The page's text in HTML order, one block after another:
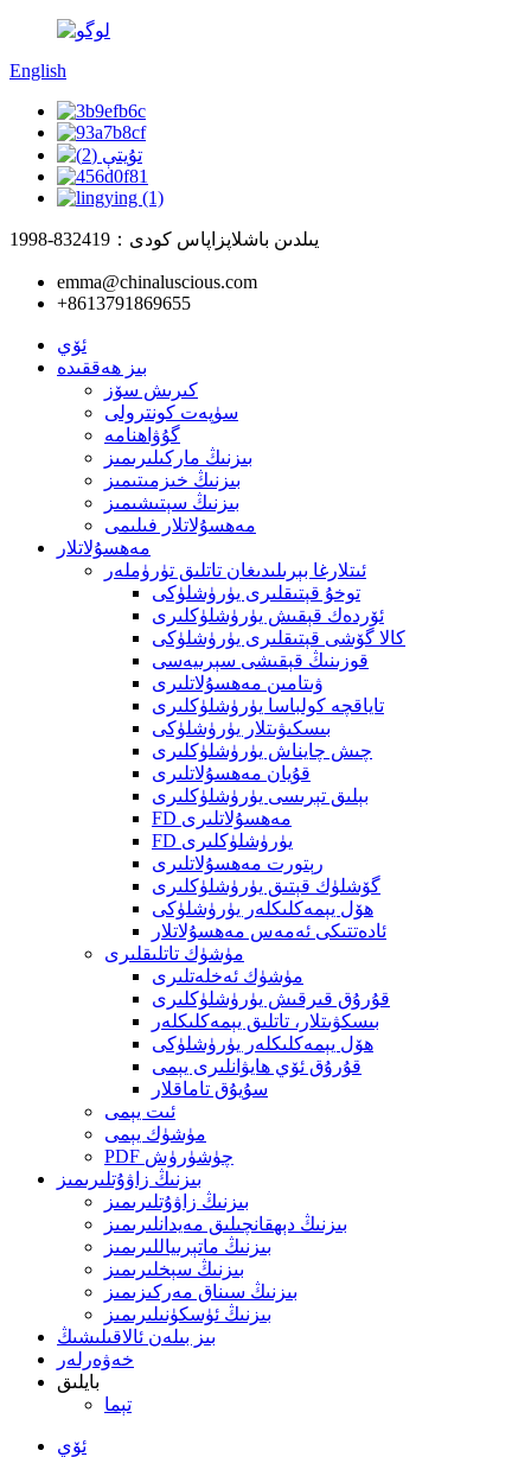
English
1998-يىلدىن باشلاپزاپاس كودى：832419
emma@chinaluscious.com
+8613791869655
ئۆي
بىز ھەققىدە
كىرىش سۆز
سۈپەت كونترولى
گۇۋاھنامە
بىزنىڭ ماركىلىرىمىز
بىزنىڭ خىزمىتىمىز
بىزنىڭ سېتىشىمىز
مەھسۇلاتلار فىلىمى
مەھسۇلاتلار
ئىتلارغا بېرىلىدىغان تاتلىق تۈرۈملەر
توخۇ قېتىقلىرى يۈرۈشلۈكى
ئۆردەك قېقىش يۈرۈشلۈكلىرى
كالا گۆشى قېتىقلىرى يۈرۈشلۈكى
قوزىنىڭ قېقىشى سېرىيەسى
ۋىتامىن مەھسۇلاتلىرى
تاياقچە كولباسا يۈرۈشلۈكلىرى
بىسكىۋىتلار يۈرۈشلۈكى
چىش چايناش يۈرۈشلۈكلىرى
قۇيان مەھسۇلاتلىرى
بېلىق تېرىسى يۈرۈشلۈكلىرى
FD مەھسۇلاتلىرى
FD يۈرۈشلۈكلىرى
رېتورت مەھسۇلاتلىرى
گۆشلۈك قېتىق يۈرۈشلۈكلىرى
ھۆل يېمەكلىكلەر يۈرۈشلۈكى
ئادەتتىكى ئەمەس مەھسۇلاتلار
مۈشۈك تاتلىقلىرى
مۈشۈك ئەخلەتلىرى
قۇرۇق قىرقىش يۈرۈشلۈكلىرى
بىسكۋىتلار، تاتلىق يېمەكلىكلەر
ھۆل يېمەكلىكلەر يۈرۈشلۈكى
قۇرۇق ئۆي ھايۋانلىرى يېمى
سۇيۇق تاماقلار
ئىت يېمى
مۈشۈك يېمى
PDF چۈشۈرۈش
بىزنىڭ زاۋۇتلىرىمىز
بىزنىڭ زاۋۇتلىرىمىز
بىزنىڭ دېھقانچىلىق مەيدانلىرىمىز
بىزنىڭ ماتېرىياللىرىمىز
بىزنىڭ سېخلىرىمىز
بىزنىڭ سىناق مەركىزىمىز
بىزنىڭ ئۈسكۈنىلىرىمىز
بىز بىلەن ئالاقىلىشىڭ
خەۋەرلەر
بايلىق
تېما
ئۆي